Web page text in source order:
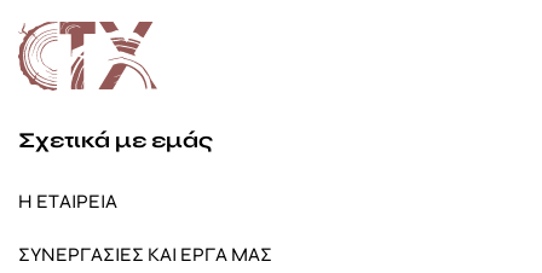
Σχετικά με εμάς
Η ΕΤΑΙΡΕΙΑ
ΣΥΝΕΡΓΑΣΙΕΣ ΚΑΙ ΕΡΓΑ ΜΑΣ